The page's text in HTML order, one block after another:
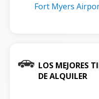
Fort Myers
LOS MEJORES
DE ALQUILER